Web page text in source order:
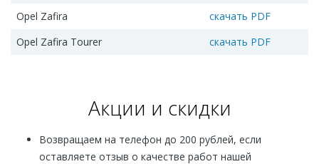
Opel Zafira
скачать PDF
Opel Zafira Tourer
скачать PDF
Акции и скидки
Возвращаем на телефон до 200 рублей, если
оставляете отзыв о качестве работ нашей